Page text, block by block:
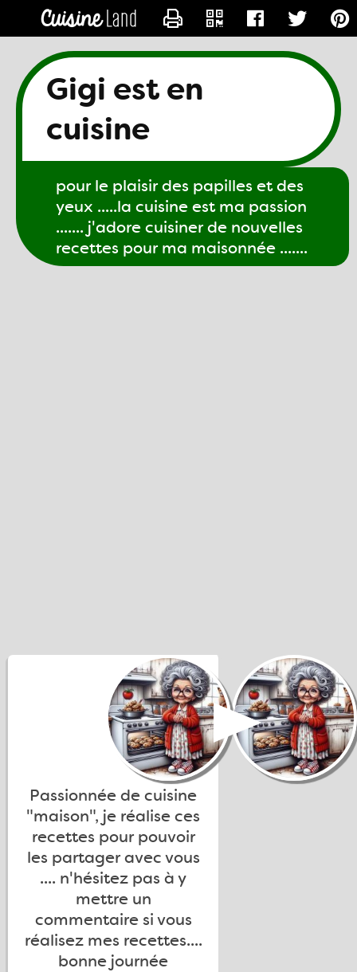
Gigi est en
cuisine
pour le plaisir des papilles et des
yeux .....la cuisine est ma passion
....... j'adore cuisiner de nouvelles
recettes pour ma maisonnée .......
Passionnée de cuisine
"maison", je réalise ces
recettes pour pouvoir
les partager avec vous
.... n'hésitez pas à y
mettre un
commentaire si vous
réalisez mes recettes....
bonne journée
CONTACTER GIGI61